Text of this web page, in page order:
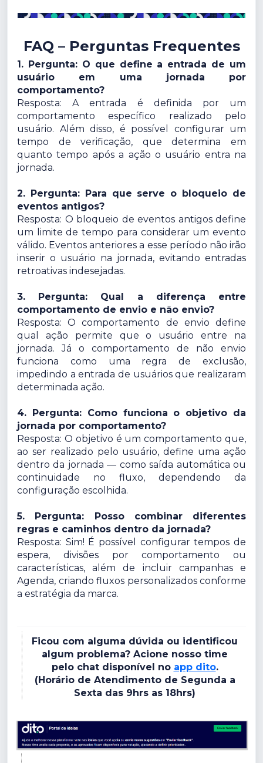
FAQ – Perguntas Frequentes
1. Pergunta: O que define a entrada de um
usuário em uma jornada por
comportamento?
Resposta: A entrada é definida por um
comportamento específico realizado pelo
usuário. Além disso, é possível configurar um
tempo de verificação, que determina em
quanto tempo após a ação o usuário entra na
jornada.
2. Pergunta: Para que serve o bloqueio de
eventos antigos?
Resposta: O bloqueio de eventos antigos define
um limite de tempo para considerar um evento
válido. Eventos anteriores a esse período não irão
inserir o usuário na jornada, evitando entradas
retroativas indesejadas.
3. Pergunta: Qual a diferença entre
comportamento de envio e não envio?
Resposta: O comportamento de envio define
qual ação permite que o usuário entre na
jornada. Já o comportamento de não envio
funciona como uma regra de exclusão,
impedindo a entrada de usuários que realizaram
determinada ação.
4. Pergunta: Como funciona o objetivo da
jornada por comportamento?
Resposta: O objetivo é um comportamento que,
ao ser realizado pelo usuário, define uma ação
dentro da jornada — como saída automática ou
continuidade no fluxo, dependendo da
configuração escolhida.
5. Pergunta: Posso combinar diferentes
regras e caminhos dentro da jornada?
Resposta: Sim! É possível configurar tempos de
espera, divisões por comportamento ou
características, além de incluir campanhas e
Agenda, criando fluxos personalizados conforme
a estratégia da marca.
Ficou com alguma dúvida ou identificou
algum problema? Acione nosso time
pelo chat disponível no app dito.
(Horário de Atendimento de Segunda a
Sexta das 9hrs as 18hrs)